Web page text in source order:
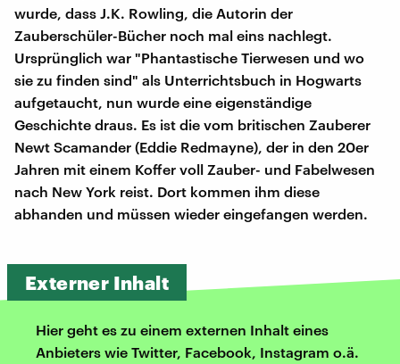
wurde, dass J.K. Rowling, die Autorin der
Zauberschüler-Bücher noch mal eins nachlegt.
Ursprünglich war "Phantastische Tierwesen und wo
sie zu finden sind" als Unterrichtsbuch in Hogwarts
aufgetaucht, nun wurde eine eigenständige
Geschichte draus. Es ist die vom britischen Zauberer
Newt Scamander (Eddie Redmayne), der in den 20er
Jahren mit einem Koffer voll Zauber- und Fabelwesen
nach New York reist. Dort kommen ihm diese
abhanden und müssen wieder eingefangen werden.
Externer Inhalt
Hier geht es zu einem externen Inhalt eines
Anbieters wie Twitter, Facebook, Instagram o.ä.